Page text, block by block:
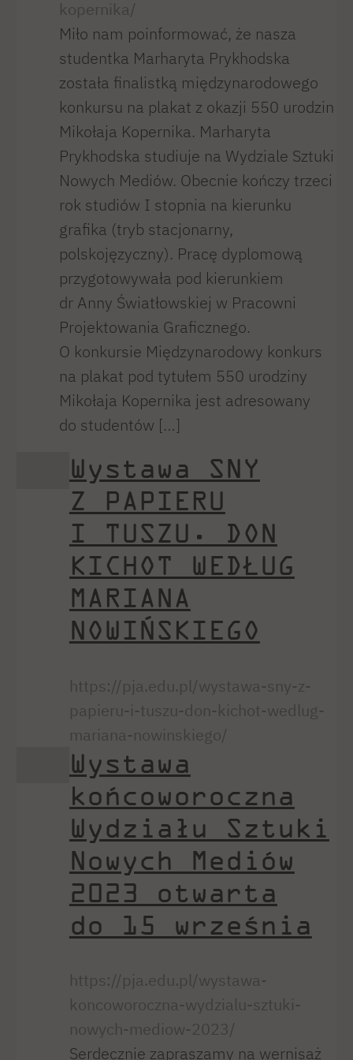
kopernika/
Miło nam poinformować, że nasza
studentka Marharyta Prykhodska
została finalistką międzynarodowego
konkursu na plakat z okazji 550 urodzin
Mikołaja Kopernika. Marharyta
Prykhodska studiuje na Wydziale Sztuki
Nowych Mediów. Obecnie kończy trzeci
rok studiów I stopnia na kierunku
grafika (tryb stacjonarny,
polskojęzyczny). Pracę dyplomową
przygotowywała pod kierunkiem
dr Anny Światłowskiej w Pracowni
Projektowania Graficznego.
O konkursie Międzynarodowy konkurs
na plakat pod tytułem 550 urodziny
Mikołaja Kopernika jest adresowany
do studentów […]
Wystawa SNY
Z PAPIERU
I TUSZU. DON
KICHOT WEDŁUG
MARIANA
NOWIŃSKIEGO
https://pja.edu.pl/wystawa-sny-z-
papieru-i-tuszu-don-kichot-wedlug-
mariana-nowinskiego/
Wystawa
końcoworoczna
Wydziału Sztuki
Nowych Mediów
2023 otwarta
do 15 września
https://pja.edu.pl/wystawa-
koncoworoczna-wydzialu-sztuki-
nowych-mediow-2023/
Serdecznie zapraszamy na wernisaż